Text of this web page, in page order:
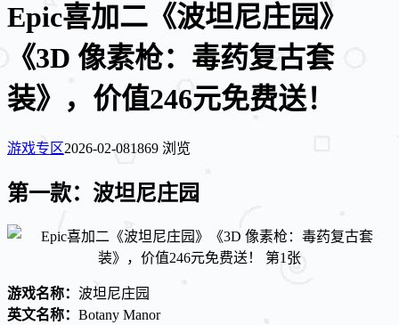
Epic喜加二《波坦尼庄园》
《3D 像素枪：毒药复古套
装》，价值246元免费送！
游戏专区2026-02-081869 浏览
第一款：波坦尼庄园
游戏名称： 波坦尼庄园
英文名称： Botany Manor